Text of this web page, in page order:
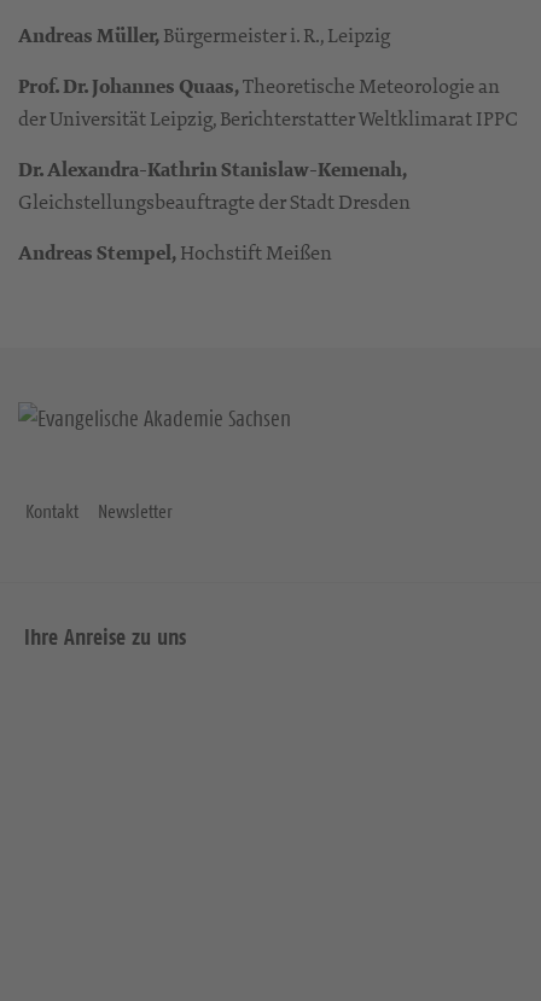
Andreas Müller,Bürgermeister i. R., Leipzig
Prof. Dr. Johannes Quaas,Theoretische Meteorologie an
der Universität Leipzig, Berichterstatter Weltklimarat IPPC
Dr. Alexandra-Kathrin Stanislaw-Kemenah,
Gleichstellungsbeauftragte der Stadt Dresden
Andreas Stempel,Hochstift Meißen
Kontakt Newsletter
Ihre Anreise zu uns